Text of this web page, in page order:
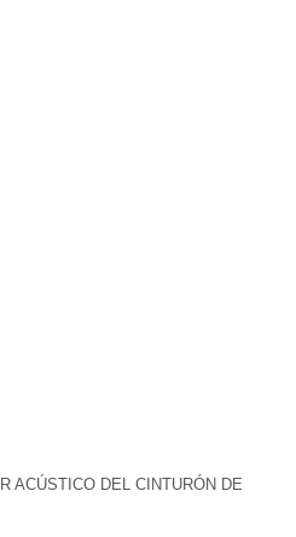
ACÚSTICO DEL CINTURÓN DE